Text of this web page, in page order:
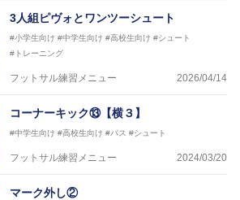
3人組ピヴォとワンツーシュート
#小学生向け #中学生向け #高校生向け #シュート
#トレーニング
フットサル練習メニュー 2026/04/14
コーナーキック⑬【横３】
#中学生向け #高校生向け #パス #シュート
フットサル練習メニュー 2024/03/20
マーク外し②